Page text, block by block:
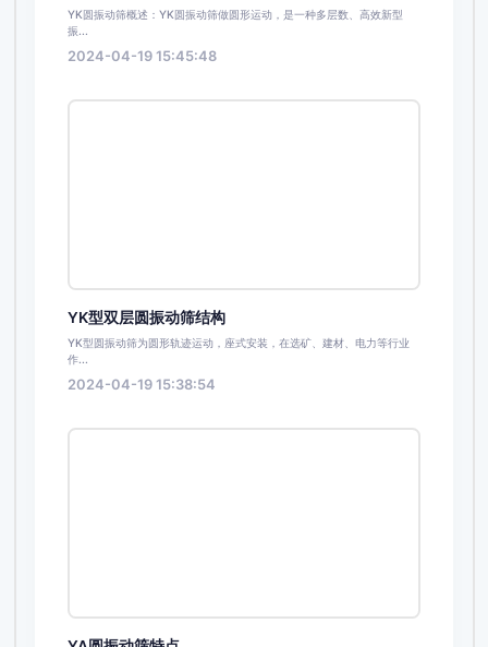
YK圆振动筛概述：YK圆振动筛做圆形运动，是一种多层数、高效新型
振...
2024-04-19 15:45:48
YK型双层圆振动筛结构
YK型圆振动筛为圆形轨迹运动，座式安装，在选矿、建材、电力等行业
作...
2024-04-19 15:38:54